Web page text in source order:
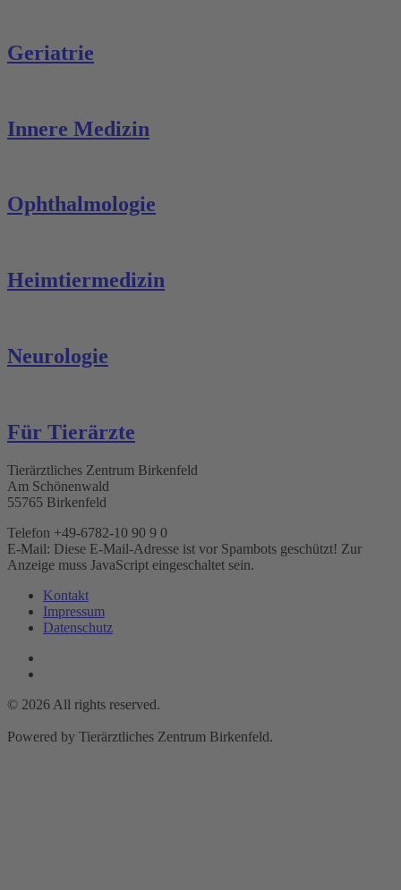
Geriatrie
Innere Medizin
Ophthalmologie
Heimtiermedizin
Neurologie
Für Tierärzte
Tierärztliches Zentrum Birkenfeld
Am Schönenwald
55765 Birkenfeld
Telefon +49-6782-10 90 9 0
E-Mail: Diese E-Mail-Adresse ist vor Spambots geschützt! Zur
Anzeige muss JavaScript eingeschaltet sein.
Kontakt
Impressum
Datenschutz
© 2026 All rights reserved.
Powered by Tierärztliches Zentrum Birkenfeld.